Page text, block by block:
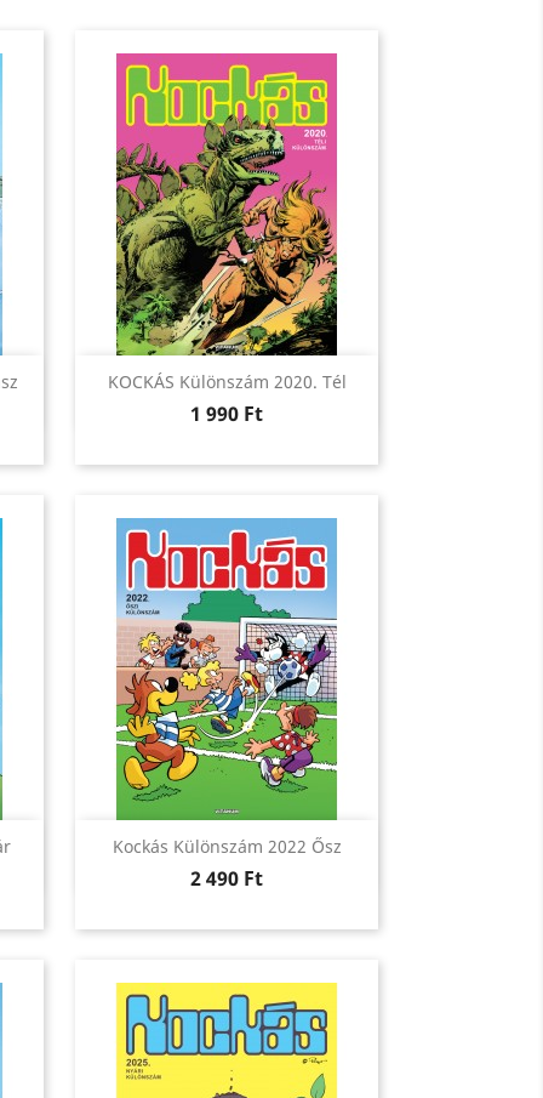
KOCKÁS Különszám 2020. Tél
Ár
1 990 Ft
Előnézet
Kockás Különszám 2022 Ősz
Ár
2 490 Ft
Előnézet